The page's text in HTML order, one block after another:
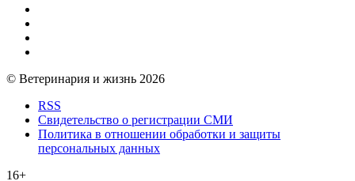
© Ветеринария и жизнь 2026
RSS
Свидетельство о регистрации СМИ
Политика в отношении обработки и защиты
персональных данных
16+